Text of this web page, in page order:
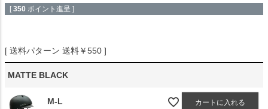
[ 350 ポイント進呈 ]
送料パターン 送料￥550
MATTE BLACK
M-L カートに入れる